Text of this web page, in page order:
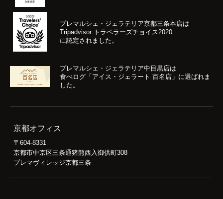
プレマルシェ・ジェラテリア京都三条本店は
Tripadvisor トラベラーズチョイス2020
に認定されました。
プレマルシェ・ジェラテリア中目黒店は
食べログ「アイス・ジェラート 百名店」に選ばれま
した。
京都オフィス
〒604-8331
京都市中京区三条通猪熊西入御供町308
プレマヴィレッジ京都三条